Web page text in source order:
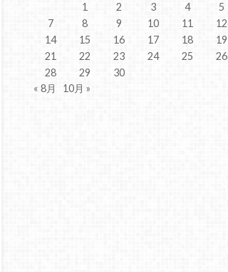
1
2 3 4 5
7
8 9 10 11 12
14
15 16 17 18 19
21
22 23 24 25 26
28
29
30
« 8月
10月 »